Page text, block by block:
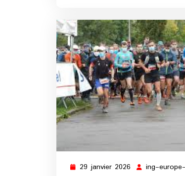
29 janvier 2026 29 ing-